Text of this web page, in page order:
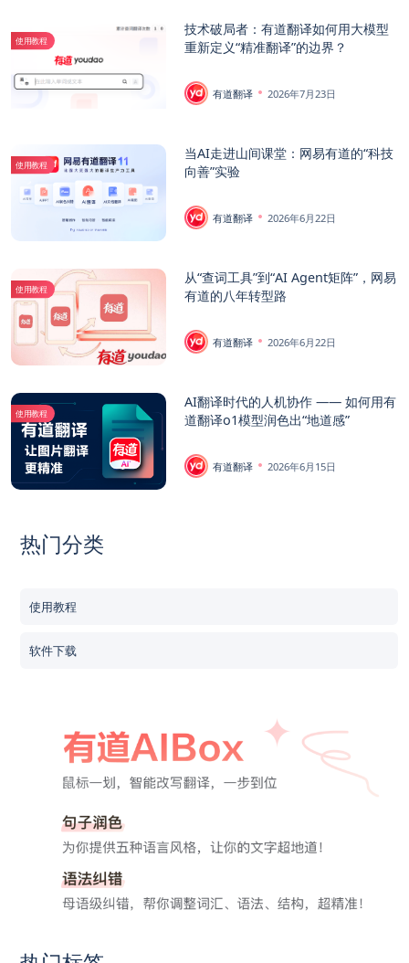
使用教程
技术破局者：有道翻译如何用大模型
重新定义“精准翻译”的边界？
有道翻译 2026年7月23日
使用教程
当AI走进山间课堂：网易有道的“科技
向善”实验
有道翻译 2026年6月22日
使用教程
从“查词工具”到“AI Agent矩阵”，网易
有道的八年转型路
有道翻译 2026年6月22日
使用教程
AI翻译时代的人机协作 —— 如何用有
道翻译o1模型润色出“地道感”
有道翻译 2026年6月15日
热门分类
使用教程
软件下载